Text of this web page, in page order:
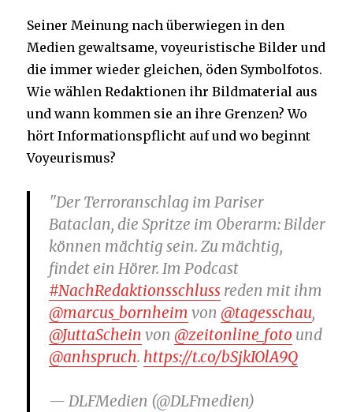
Seiner Meinung nach überwiegen in den
Medien gewaltsame, voyeuristische Bilder und
die immer wieder gleichen, öden Symbolfotos.
Wie wählen Redaktionen ihr Bildmaterial aus
und wann kommen sie an ihre Grenzen? Wo
hört Informationspflicht auf und wo beginnt
Voyeurismus?
"Der Terroranschlag im Pariser
Bataclan, die Spritze im Oberarm: Bilder
können mächtig sein. Zu mächtig,
findet ein Hörer. Im Podcast
#NachRedaktionsschluss reden mit ihm
@marcus_bornheim von @tagesschau,
@JuttaSchein von @zeitonline_foto und
@anhspruch. https://t.co/bSjkIOlA9Q
— DLFMedien (@DLFmedien)